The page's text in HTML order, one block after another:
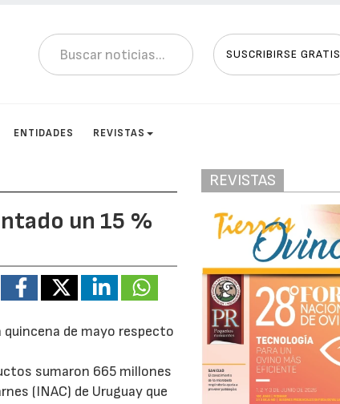
SUSCRIBIRSE GRATIS
ENTIDADES REVISTAS
un 15 %
de mayo respecto
sumaron 665 millones
(INAC) de Uruguay que
REVISTAS